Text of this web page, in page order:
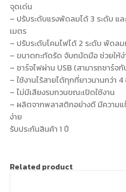
จุดเด่น
– ปรับระดับแรงพัดลมได้ 3 ระดับ แล
เมตร
– ปรับระดับโคมไฟได้ 2 ระดับ พัดลม
– ขนาดกะทัดรัด จับถนัดมือ ช่วยให้
– ชาร์จไฟผ่าน USB (สามารถชาร์จ
– ใช้งานไร้สายได้ทุกที่ยาวนานกว่า 4
– ไม่มีเสียงรบกวนขณะเปิดใช้งาน
– ผลิตจากพลาสติกอย่างดี มีความ
ง่าย
รับประกันสินค้า 1 ปี
Related product